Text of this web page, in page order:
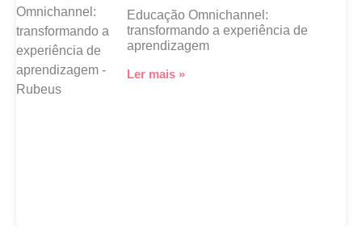
Educação Omnichannel:
transformando a experiência de
aprendizagem
Ler mais »